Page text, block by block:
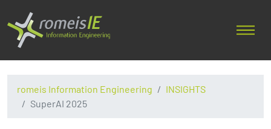
romeis Information Engineering
INSIGHTS
SuperAI 2025